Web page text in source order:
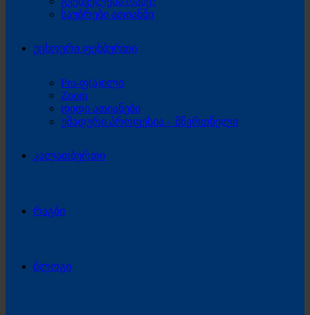
საუბრები ათიანში
უცხოური ფეხბურთი
Pro-ფ(ა)ილი
Zoom
დიდი ათიანები
უმადური პროფესია – მწვრთნელი
კალათბურთი
რაგბი
ბლოგი